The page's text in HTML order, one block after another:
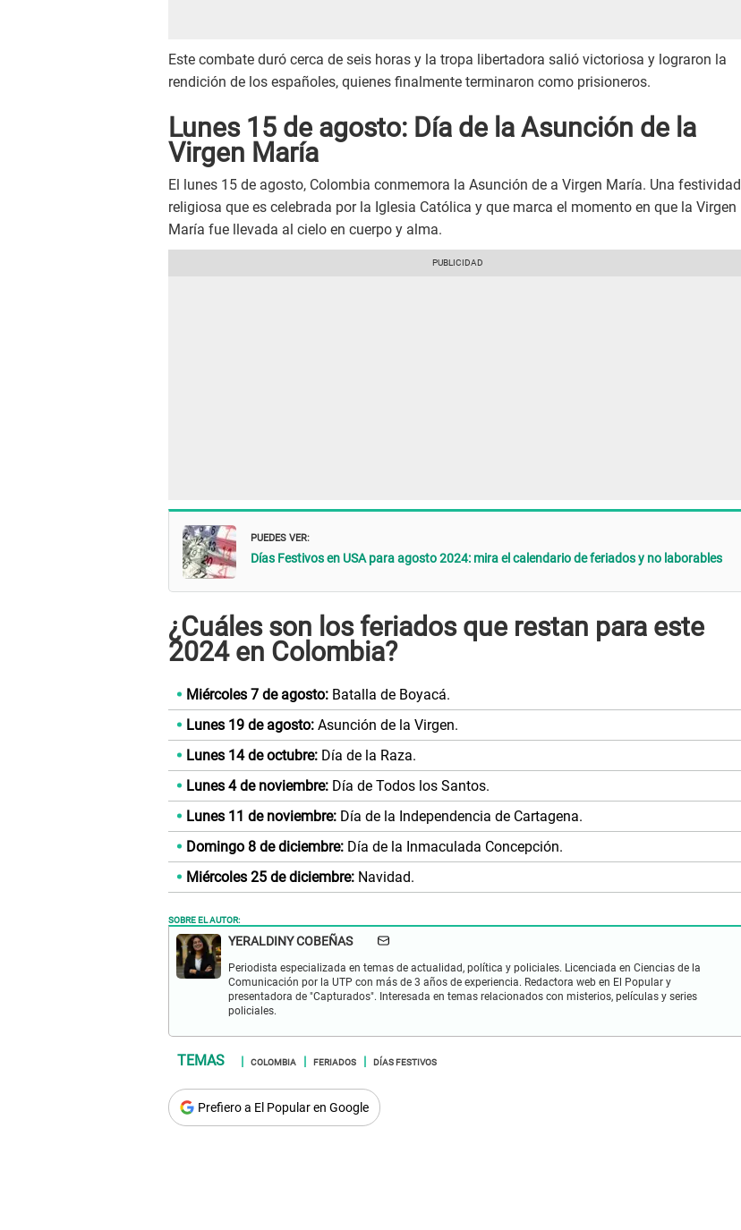
Este combate duró cerca de seis horas y la tropa libertadora salió victoriosa y lograron la
rendición de los españoles, quienes finalmente terminaron como prisioneros.
Lunes 15 de agosto: Día de la Asunción de la
Virgen María
El lunes 15 de agosto, Colombia conmemora la Asunción de a Virgen María. Una festividad
religiosa que es celebrada por la Iglesia Católica y que marca el momento en que la Virgen
María fue llevada al cielo en cuerpo y alma.
PUEDES VER:
Días Festivos en USA para agosto 2024: mira el calendario de feriados y no laborables
¿Cuáles son los feriados que restan para este
2024 en Colombia?
Miércoles 7 de agosto: Batalla de Boyacá.
Lunes 19 de agosto: Asunción de la Virgen.
Lunes 14 de octubre: Día de la Raza.
Lunes 4 de noviembre: Día de Todos los Santos.
Lunes 11 de noviembre: Día de la Independencia de Cartagena.
Domingo 8 de diciembre: Día de la Inmaculada Concepción.
Miércoles 25 de diciembre: Navidad.
SOBRE EL AUTOR:
YERALDINY COBEÑAS
Periodista especializada en temas de actualidad, política y policiales. Licenciada en Ciencias de la
Comunicación por la UTP con más de 3 años de experiencia. Redactora web en El Popular y
presentadora de "Capturados". Interesada en temas relacionados con misterios, películas y series
policiales.
COLOMBIA FERIADOS DÍAS FESTIVOS
Prefiero a El Popular en Google